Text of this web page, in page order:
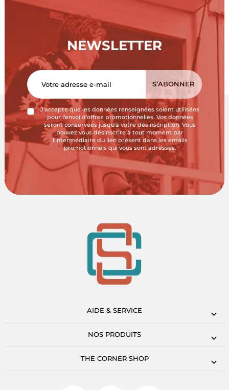
NEWSLETTER
J'accepte que les données renseignées soient utilisées
pour l'envoi d'offres promotionnelles. Vos données
seront conservées jusqu'à votre désinscription. Vous
pouvez vous désinscrire à tout moment par
l'intermédiaire du lien présent dans les emails
promotionnels qui vous sont adressés.
AIDE & SERVICE
NOS PRODUITS
THE CORNER SHOP